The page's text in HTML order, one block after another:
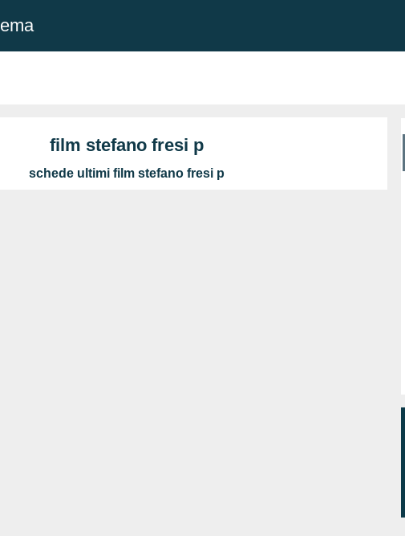
film stefano fresi p
schede ultimi film stefano fresi p